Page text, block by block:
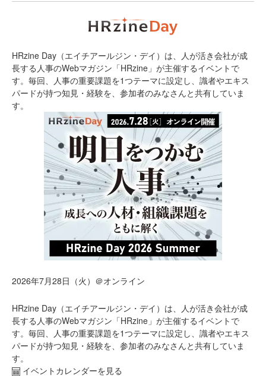
HRzine Day（エイチアールジン・デイ）は、人が活き会社が成
長する人事のWebマガジン「HRzine」が主催するイベントで
す。毎回、人事の重要課題を1つテーマに設定し、識者やエキス
パードが持つ知見・経験を、参加者のみなさんと共有していま
す。
2026年7月28日（火）＠オンライン
HRzine Day（エイチアールジン・デイ）は、人が活き会社が成
長する人事のWebマガジン「HRzine」が主催するイベントで
す。毎回、人事の重要課題を1つテーマに設定し、識者やエキス
パードが持つ知見・経験を、参加者のみなさんと共有していま
す。
イベントカレンダーを見る